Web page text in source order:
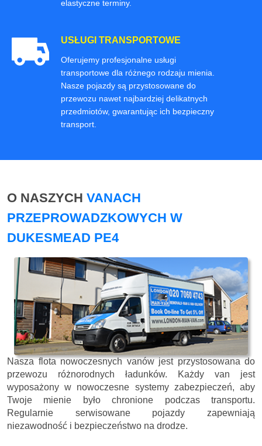
elastyczne terminy.
USŁUGI TRANSPORTOWE
Oferujemy profesjonalne usługi
transportowe dla różnego rodzaju mienia.
Nasze pojazdy są przystosowane do
przewozu nawet najbardziej delikatnych
przedmiotów, gwarantując ich bezpieczny
transport.
O NASZYCH VANACH
PRZEPROWADZKOWYCH W
DUKESMEAD PE4
Nasza flota nowoczesnych vanów jest przystosowana do
przewozu różnorodnych ładunków. Każdy van jest
wyposażony w nowoczesne systemy zabezpieczeń, aby
Twoje mienie było chronione podczas transportu.
Regularnie serwisowane pojazdy zapewniają
niezawodność i bezpieczeństwo na drodze.